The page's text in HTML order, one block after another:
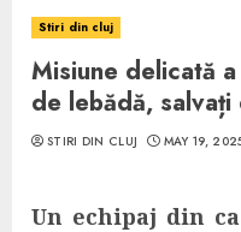
Stiri din cluj
Misiune delicată
de lebădă, salvați
STIRI DIN CLUJ MAY 19,
Un echipaj din